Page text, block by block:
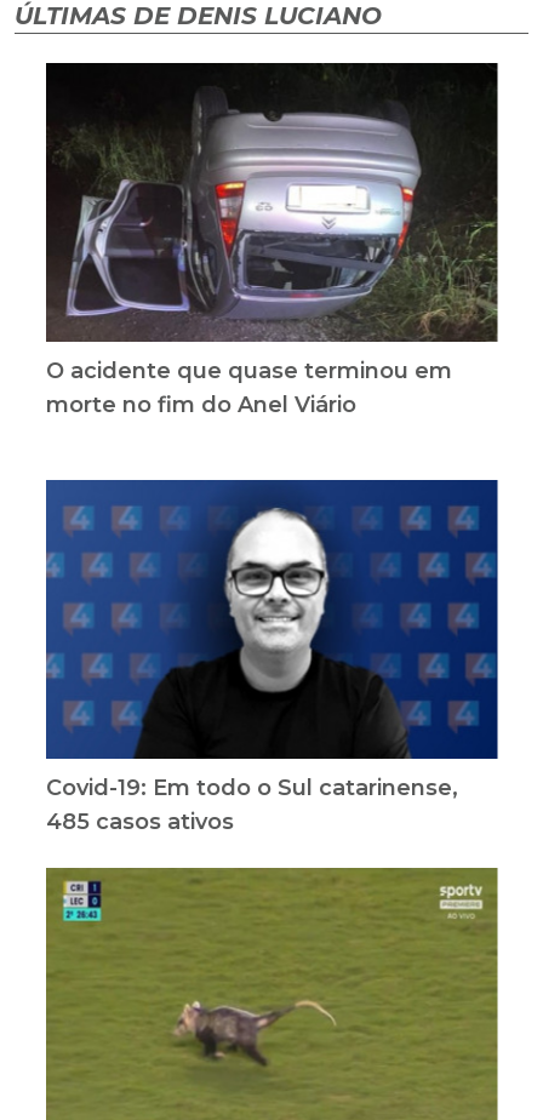
ÚLTIMAS DE DENIS LUCIANO
O acidente que quase terminou em
morte no fim do Anel Viário
Covid-19: Em todo o Sul catarinense,
485 casos ativos